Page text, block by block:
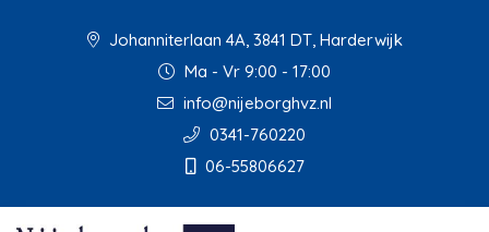
Johanniterlaan 4A, 3841 DT, Harderwijk
Ma - Vr 9:00 - 17:00
info@nijeborghvz.nl
0341-760220
06-55806627